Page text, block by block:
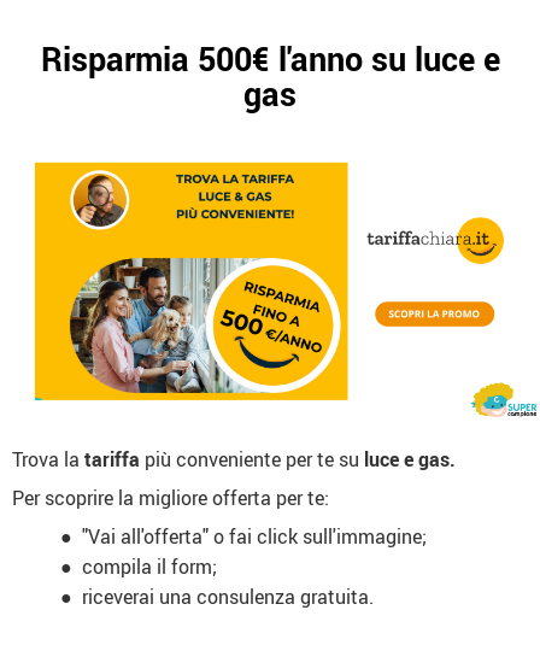
Risparmia 500€ l'anno su luce e
gas
Trova la tariffa più conveniente per te su luce e gas.
Per scoprire la migliore offerta per te:
"Vai all'offerta" o fai click sull'immagine;
compila il form;
riceverai una consulenza gratuita.